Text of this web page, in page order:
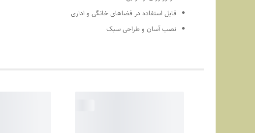
قابل استفاده در فضاهای خانگی و اداری
نصب آسان و طراحی سبک